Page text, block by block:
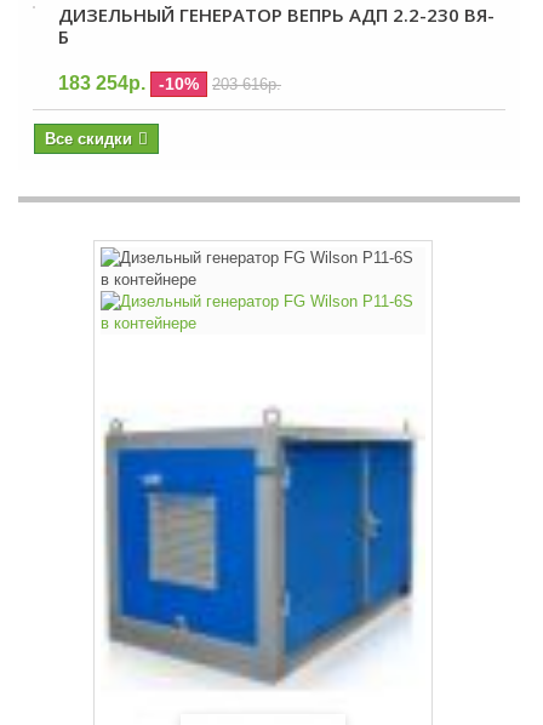
ДИЗЕЛЬНЫЙ ГЕНЕРАТОР ВЕПРЬ АДП 2.2-230 ВЯ-
Б
183 254р. -10% 203 616р.
Все скидки